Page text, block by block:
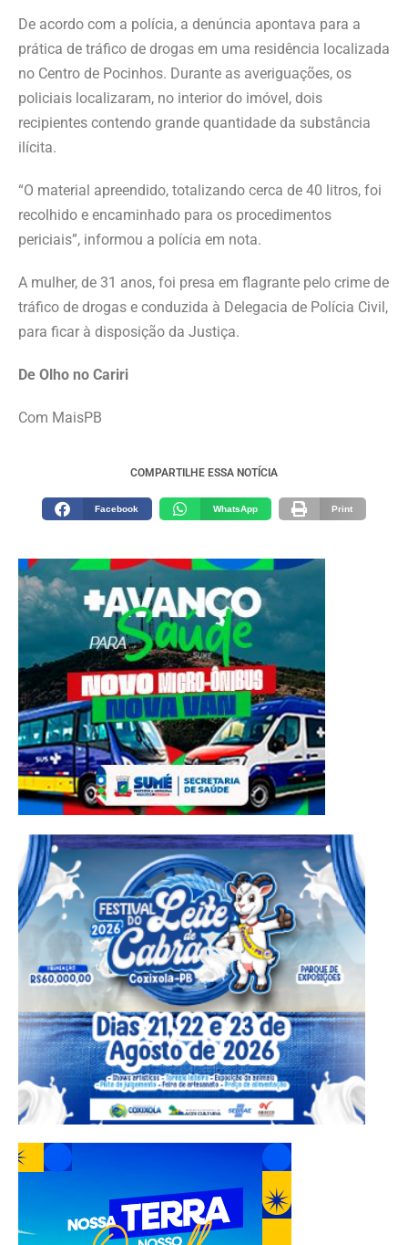
De acordo com a polícia, a denúncia apontava para a
prática de tráfico de drogas em uma residência localizada
no Centro de Pocinhos. Durante as averiguações, os
policiais localizaram, no interior do imóvel, dois
recipientes contendo grande quantidade da substância
ilícita.
“O material apreendido, totalizando cerca de 40 litros, foi
recolhido e encaminhado para os procedimentos
periciais”, informou a polícia em nota.
A mulher, de 31 anos, foi presa em flagrante pelo crime de
tráfico de drogas e conduzida à Delegacia de Polícia Civil,
para ficar à disposição da Justiça.
De Olho no Cariri
Com MaisPB
COMPARTILHE ESSA NOTÍCIA
Facebook WhatsApp Print